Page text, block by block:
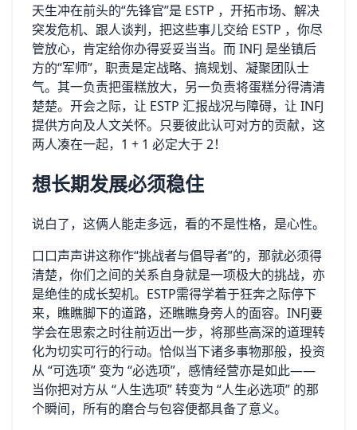
天生冲在前头的“先锋官”是 ESTP ，开拓市场、解决
突发危机、跟人谈判，把这些事儿交给 ESTP ，你尽
管放心，肯定给你办得妥妥当当。而 INFJ 是坐镇后
方的“军师”，职责是定战略、搞规划、凝聚团队士
气。其一负责把蛋糕放大，另一负责将蛋糕分得清清
楚楚。开会之际，让 ESTP 汇报战况与障碍，让 INFJ
提供方向及人文关怀。只要彼此认可对方的贡献，这
两人凑在一起，1 + 1 必定大于 2！
想长期发展必须稳住
说白了，这俩人能走多远，看的不是性格，是心性。
口口声声讲这称作“挑战者与倡导者”的，那就必须得
清楚，你们之间的关系自身就是一项极大的挑战，亦
是绝佳的成长契机。ESTP需得学着于狂奔之际停下
来，瞧瞧脚下的道路，还瞧瞧身旁人的面容。INFJ要
学会在思索之时往前迈出一步，将那些高深的道理转
化为切实可行的行动。恰似当下诸多事物那般，投资
从 “可选项” 变为 “必选项”，感情经营亦是如此——
当你把对方从 “人生选项” 转变为 “人生必选项” 的那
个瞬间，所有的磨合与包容便都具备了意义。